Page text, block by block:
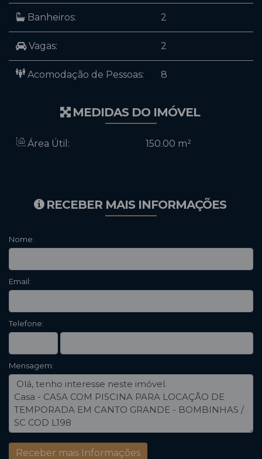
Banheiros: 2
Vagas: 2
Acomodação de Pessoas: 8
MEDIDAS DO IMÓVEL
Área Útil: 150.00 m²
RECEBER MAIS INFORMAÇÕES
Nome:
Email:
Telefone:
Mensagem: